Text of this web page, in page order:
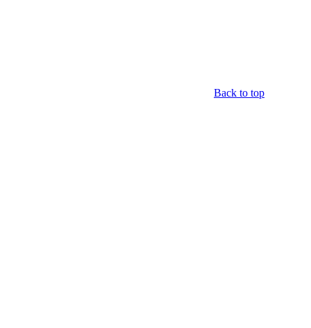
Back to top